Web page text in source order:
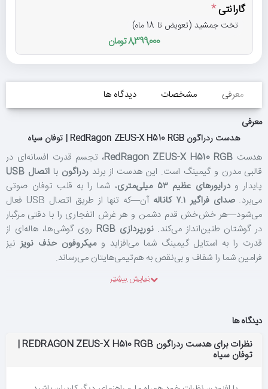
گارانتی
تخت جمشید (تعویض تا 18 ماه)
8,399,000 تومان
معرفی مشخصات
دیدگاه ها
معرفی
هدست ردراگون RedRagon ZEUS-X H510 RGB | توفان سیاه
هدست RedRagon ZEUS-X H510 RGB، تجسم قدرت افسانه‌ای در
قالبی مدرن و گیمینگ است. این هدست از برند ردراگون با اتصال USB
پایدار ودرایورهای عظیم ۵۳ میلی‌متری
، شما را به قلب توفان صوتی
می‌برد.صدای فراگیر ۷.۱ کاناله
آن—که تنها از طریق اتصال USB فعال
می‌شود—هر خش‌خش قدم دشمن و هر غرش انفجاری را با دقتی مرگبار
در گوشتان طنین‌انداز می‌کند.نورپردازی RGB
روی گوشی‌ها، هاله‌ای از
قدرت را به استایل گیمینگ شما می‌افزاید ومیکروفون حذف نویزنیز
فرامین شما را شفاف و بی‌نقص به هم‌تیمی‌هایتان می‌رساند.
بهدرایورهای قدرتمند ۵۳ میلی‌متری
مجهز شده است. این افزایش قطر—
همراه با حساسیت ۱۱۰ دسی‌بل
دیدگاه ها
نظرات برای هدست ردراگون REDRAGON ZEUS-X H510 RGB |
توفان سیاه